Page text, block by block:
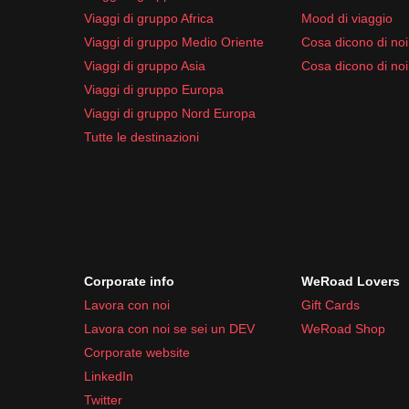
Igienizzante mani
Farmaci da viaggio comuni come antidolorifici e
Questi elementi ti aiuteranno a goderti il tuo
Viaggi di gruppo Africa
Viaggi di gruppo Medio Oriente
Viaggi di gruppo Asia
Viaggi di gruppo Europa
Viaggi di gruppo Nord Europa
Tutte le destinazioni
Mood di viaggio
Cosa dicono di
Cosa dicono di
Corporate info
Lavora con noi
Lavora con noi se sei un DEV
Corporate website
LinkedIn
Twitter
WeRoad Lovers
Gift Cards
WeRoad Shop